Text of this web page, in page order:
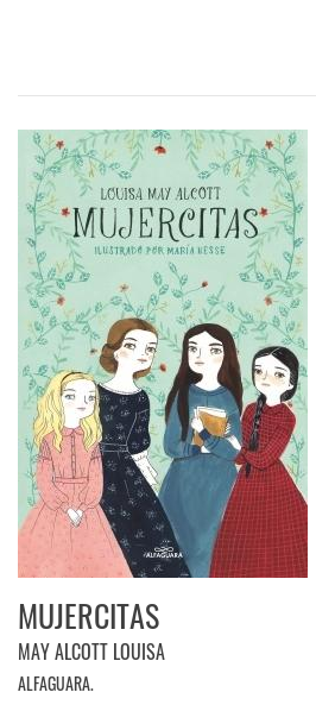
MUJERCITAS
MAY ALCOTT LOUISA
ALFAGUARA.